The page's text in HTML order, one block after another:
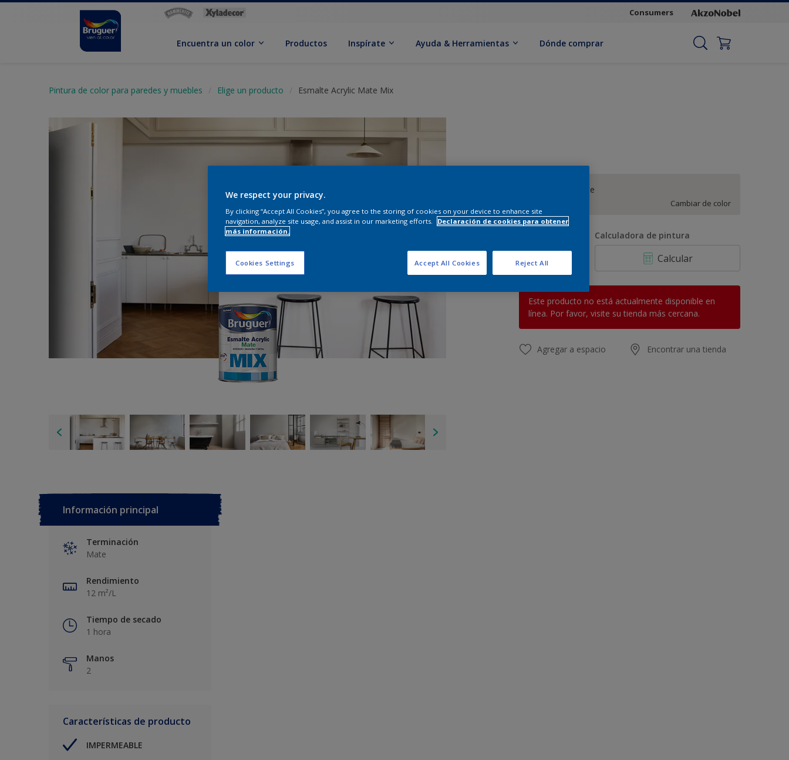
Consumers
Encuentra un color Productos Inspírate Ayuda & Herramientas Dónde comprar
Pintura de color para paredes y muebles Elige un producto Esmalte Acrylic Mate Mix
Blanco elegante
Cambiar de color
Calculadora de pintura
Calcular
Este producto no está actualmente disponible en
línea. Por favor, visite su tienda más cercana.
Agregar a espacio Encontrar una tienda
Información principal
Terminación
Mate
Rendimiento
12 m²/L
Tiempo de secado
1 hora
Manos
2
Características de producto
IMPERMEABLE
We respect your privacy.
By clicking “Accept All Cookies”, you agree to the storing of cookies on your device to enhance site
navigation, analyze site usage, and assist in our marketing efforts.
Declaración de cookies para obtener
más información.
Cookies Settings Reject All
Accept All Cookies